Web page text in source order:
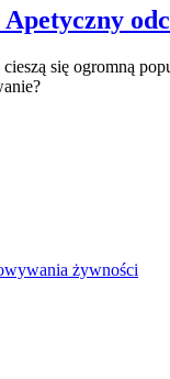
się ogromną
żywności